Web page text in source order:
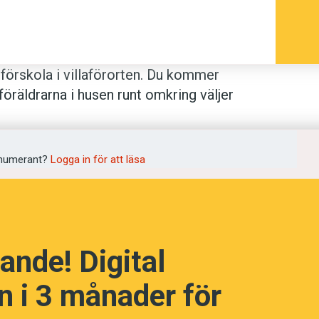
i villaförorten. Du kommer
i husen runt omkring väljer
hel del vånda. Man ska inte bara
dagens föräldrar är namnet även ett
universitet, har definierat olika
när de väljer namn. Det är en fråga
bli uppfattad: Modern eller
Logga in för att läsa
Digital
i 3 månader för